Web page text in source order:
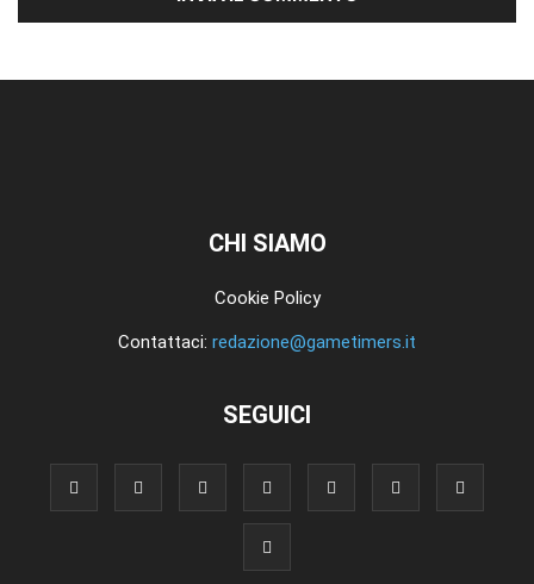
CHI SIAMO
Cookie Policy
Contattaci: redazione@gametimers.it
SEGUICI